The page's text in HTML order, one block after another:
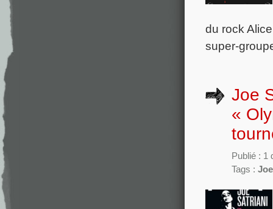
du rock
super-
Joe
«
Publié : 1
Tags :